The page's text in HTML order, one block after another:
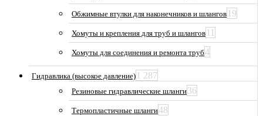
Обжимные втулки для наконечников и шлангов 19
Хомуты и крепления для труб и шлангов 11
Хомуты для соединения и ремонта труб4
Гидравлика (высокое давление) 1 287
Резиновые гидравлические шланги36
Термопластичные шланги48